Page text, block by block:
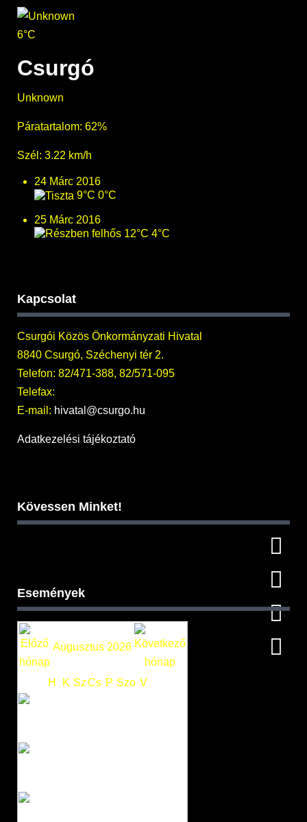
6°C
Csurgó
Unknown
Páratartalom: 62%
Szél: 3.22 km/h
24 Márc 2016
9°C 0°C
25 Márc 2016
12°C 4°C
Kapcsolat
Csurgói Közös Önkormányzati Hivatal
8840 Csurgó, Széchenyi tér 2.
Telefon: 82/471-388, 82/571-095
Telefax:
E-mail: hivatal@csurgo.hu
Adatkezelési tájékoztató
Kövessen Minket!
Események
Augusztus 2026
H K SzCs P Szo V